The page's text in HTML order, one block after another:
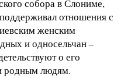
собора в Слониме,
отношения с
женским
и односельчан –
о его
родным людям.